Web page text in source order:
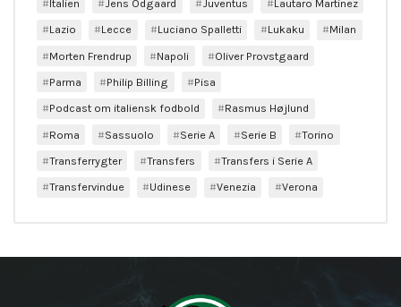
Italien
Jens Odgaard Juventus
Lautaro Martinez
Lazio
Lecce Luciano Spalletti Lukaku
Milan
Morten Frendrup
Napoli
Oliver Provstgaard
Parma
Philip Billing
Pisa
Podcast om italiensk fodbold
Rasmus Højlund
Roma
Sassuolo Serie A Serie B
Torino
Transferrygter
Transfers
Transfers i Serie A
Transfervindue
Udinese Venezia Verona